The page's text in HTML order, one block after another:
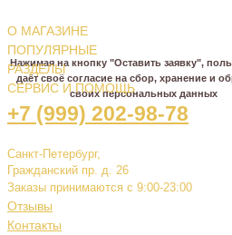
МЫ ПОМОЖЕМ И
Нажимая на кнопку "Оставить заявку",
даёт своё согласие на сбор, хранение и
своих персональных данных
О МАГАЗИНЕ
ПОПУЛЯРНЫЕ
РАЗДЕЛЫ
СЕРВИС И ПОМОЩЬ
+7 (999) 202-98-78
Санкт-Петербург,
Гражданский пр. д. 26
Заказы принимаются с 9:00-23:00
Отзывы
Контакты